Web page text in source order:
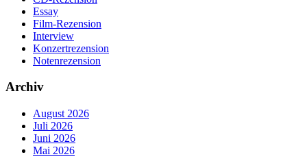
Essay
Film-Rezension
Interview
Konzertrezension
Notenrezension
Archiv
August 2026
Juli 2026
Juni 2026
Mai 2026